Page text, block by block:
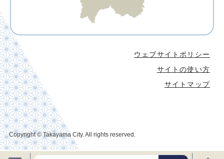
ウェブサイトポリシー
サイトの使い方
サイトマップ
Copyright © Takayama City. All rights reserved.